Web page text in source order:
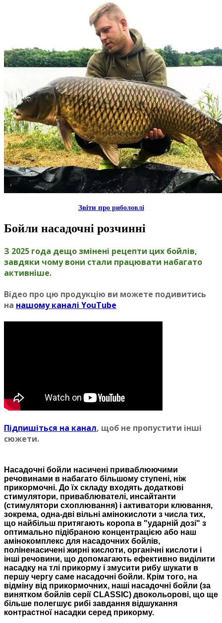
Звiти про риболовлi
Бойли насадочнi розчиннi
З 2025 года дещо змінені рецепти цих бойлів,
завдяки чому вони стали працювати набагато
активніше.
Вiдео про цю продукцiю ви можете подивитись
на нашому каналi YouTube
Пiдпишiться на канал, щоб не пропустити iншi
сюжети.
Насадочні бойли насичені приваблюючими
речовинами в набагато більшому ступені, ніж
прикормочні. До їх складу входять додаткові
стимулятори, приваблювателi, инсайтанти
(стимулятори схоплювання) і активатори клювання,
зокрема, одна-двi вільні амінокислоти з числа тих,
що найбільш притягають коропа в "ударній дозі" з
оптимально підібраною концентрацією або наш
амінокомплекс для насадочних бойлiв,
полiненасиченi жирні кислоти, органічні кислоти і
інші речовини, що допомагають ефективно виділити
насадку на тлі прикорму і змусити рибу шукати в
першу чергу саме насадочнi бойли. Крім того, на
відміну від прикормочних, наші насадочні бойли (за
винятком бойлiв серії CLASSIC) двокольорові, що ще
більше полегшує рибі завдання відшукання
контрастної насадки серед прикорму.